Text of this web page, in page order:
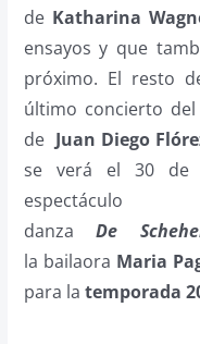
de Katharina
ensayos y que
próximo. El resto
último concierto
de Juan Diego
se verá el 30 de
danzaDe
la bailaora Maria
para la temporada